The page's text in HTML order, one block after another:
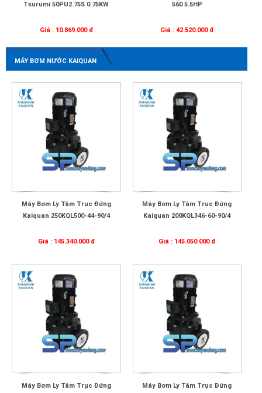
Tsurumi 50PU2.75S 0.75KW
Giá : 10.869.000 đ
560 5.5HP
Giá : 42.520.000 đ
MÁY BƠM NƯỚC KAIQUAN
Máy Bơm Ly Tâm Trục Đứng
Kaiquan 250KQL500-44-90/4
Giá : 145.340.000 đ
Máy Bơm Ly Tâm Trục Đứng
Kaiquan 200KQL346-60-90/4
Giá : 145.050.000 đ
Máy Bơm Ly Tâm Trục Đứng
Máy Bơm Ly Tâm Trục Đứng